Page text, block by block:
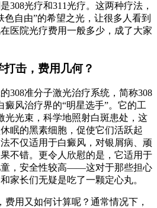
308光疗和311光疗。这两种疗法，
色自由”的希望之光，让很多人看到
医院光疗费用一般多少，成了大家
击，费用几何？
308准分子激光治疗系统，简称308
癜风治疗界的“明星选手”。它的工
光光束，科学地照射白斑患处，这
眠的黑素细胞，促使它们活跃起
不仅适用于白癜风，对银屑病、顽
不错。更令人欣慰的是，它适用于
童，安全性较高——这对于那些担心
家长们无疑是吃了一颗定心丸。
费用又如何计算呢？通常情况下，